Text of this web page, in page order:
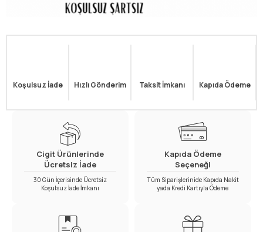
Koşulsuz İade Hızlı Gönderim Taksit İmkanı Kapıda Ödeme
Cigit Ürünlerinde
Ücretsiz İade
30 Gün İçerisinde Ücretsiz
Koşulsuz İade İmkanı
Kapıda Ödeme
Seçeneği
Tüm Siparişlerinide Kapıda Nakit
yada Kredi Kartıyla Ödeme